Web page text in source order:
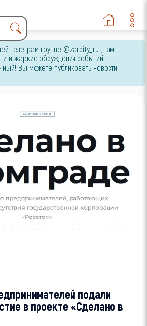
телеграм группе @zarcity_ru , там
и жаркие обсуждения событий
Вы можете публиковать новости
подали
в проекте «Сделано в